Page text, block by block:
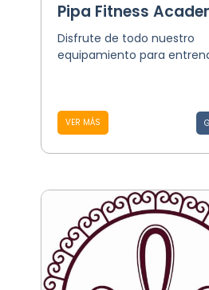
Pipa Fitness
Disfrute de todo nuestro
equipamiento para
VER MÁS